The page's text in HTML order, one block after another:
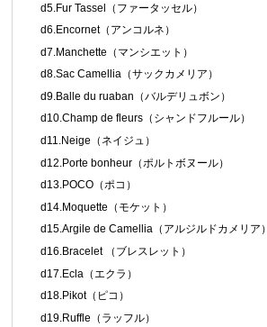
d5.Fur Tassel（ファータッセル）
d6.Encornet（アンコルネ）
d7.Manchette（マンシエット）
d8.Sac Camellia（サックカメリア）
d9.Balle du ruaban（バルデリュボン）
d10.Champ de fleurs（シャンドフルール）
d11.Neige（ネイジュ）
d12.Porte bonheur（ポルトボヌール）
d13.POCO（ポコ）
d14.Moquette（モケット）
d15.Argile de Camellia（アルジルドカメリア）
d16.Bracelet （ブレスレット）
d17.Ecla（エクラ）
d18.Pikot（ピコ）
d19.Ruffle（ラッフル）